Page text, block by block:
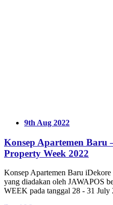
9th Aug 2022
Konsep Apartemen Baru
Property Week 2022
Konsep Apartemen Baru
yang diadakan oleh JAWAPOS
WEEK pada tanggal 28 - 31